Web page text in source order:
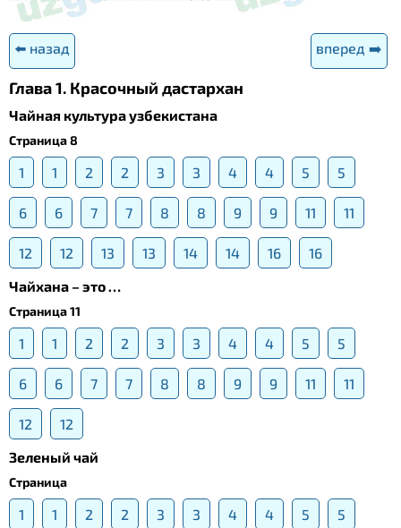
⬅️ назад вперед ➡️
Глава 1. Красочный дастархан
Чайная культура узбекистана
Страница 8
1 1 2 2 3 3 4 4 5 5
6 6 7 7 8 8 9 9 11 11
12 12 13 13 14 14 16
16
Чайхана – это …
Страница 11
1 1 2 2 3 3 4 4 5 5
6 6 7 7 8 8 9 9 11 11
12
12
Зеленый чай
Страница
1 1 2 2 3 3 4 4 5 5